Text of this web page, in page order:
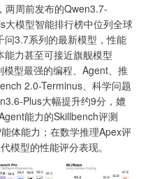
两周前发布的Qwen3.7-
大模型智能排行榜中位列全球
3.7系列的最新模型，性能
力甚至可接近旗舰模型
型最强的编程、Agent、推
2.0-Terminus、科学问题
Plus大幅提升约9分，媲
能力的Skillbench评测
体能力；在数学推理Apex评
模型的性能评分表现。